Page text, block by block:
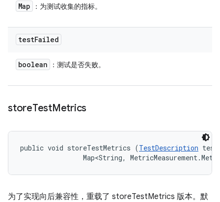
Map ：为测试收集的指标。
testFailed
boolean ：测试是否失败。
storeTestMetrics
public void storeTestMetrics (TestDescription
Map<String,
为了实现向后兼容性，重载了 storeTestMetrics 版本。默